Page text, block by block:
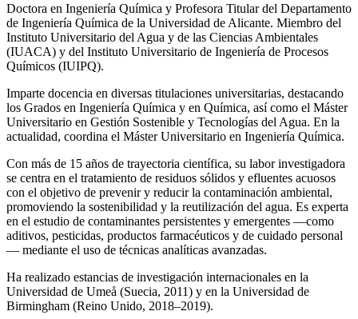
Doctora en Ingeniería Química y Profesora Titular del Departamento
de Ingeniería Química de la Universidad de Alicante. Miembro del
Instituto Universitario del Agua y de las Ciencias Ambientales
(IUACA) y del Instituto Universitario de Ingeniería de Procesos
Químicos (IUIPQ).
Imparte docencia en diversas titulaciones universitarias, destacando
los Grados en Ingeniería Química y en Química, así como el Máster
Universitario en Gestión Sostenible y Tecnologías del Agua. En la
actualidad, coordina el Máster Universitario en Ingeniería Química.
Con más de 15 años de trayectoria científica, su labor investigadora
se centra en el tratamiento de residuos sólidos y efluentes acuosos
con el objetivo de prevenir y reducir la contaminación ambiental,
promoviendo la sostenibilidad y la reutilización del agua. Es experta
en el estudio de contaminantes persistentes y emergentes —como
aditivos, pesticidas, productos farmacéuticos y de cuidado personal
— mediante el uso de técnicas analíticas avanzadas.
Ha realizado estancias de investigación internacionales en la
Universidad de Umeå (Suecia, 2011) y en la Universidad de
Birmingham (Reino Unido, 2018–2019).